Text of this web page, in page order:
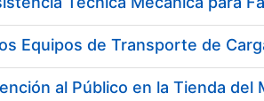
Equipos de Transporte de